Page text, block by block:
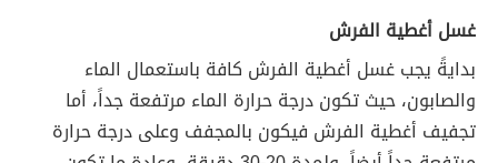
غسل أغطية الفرش
بدايةً يجب غسل أغطية الفرش كافة باستعمال الماء
والصابون، حيث تكون درجة حرارة الماء مرتفعة جداً، أما
تجفيف أغطية الفرش فيكون بالمجفف وعلى درجة حرارة